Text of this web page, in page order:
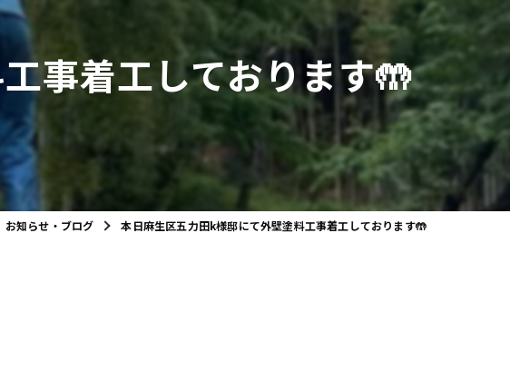
見積もり
リフォーム
事着工しております🤲
お知らせ・ブログ 本日麻生区五力田k様邸にて外壁塗料工事着工しております🤲